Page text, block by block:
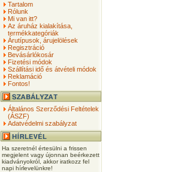
Tartalom
Rólunk
Mi van itt?
Az áruház kialakítása,
termékkategóriák
Árutípusok, árujelölések
Regisztráció
Bevásárlókosár
Fizetési módok
Szállítási idő és átvételi módok
Reklamáció
Fontos!
Általános Szerződési Feltételek
(ÁSZF)
Adatvédelmi szabályzat
Ha szeretnél értesülni a frissen
megjelent vagy újonnan beérkezett
kiadványokról, akkor iratkozz fel
napi hírlevelünkre!